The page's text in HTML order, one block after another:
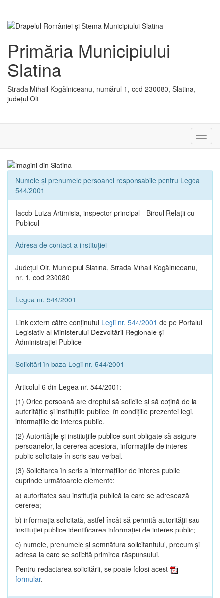
Primăria Municipiului
Slatina
Strada Mihail Kogălniceanu, numărul 1, cod 230080, Slatina,
județul Olt
sau
Numele și prenumele persoanei responsabile pentru Legea
544/2001
Iacob Luiza Artimisia, inspector principal - Biroul Relații cu
Publicul
Adresa de contact a instituției
Județul Olt, Municipiul Slatina, Strada Mihail Kogălniceanu,
nr. 1, cod 230080
Legea nr. 544/2001
Link extern către conținutul Legii nr. 544/2001 de pe Portalul
Legislativ al Ministerului Dezvoltării Regionale și
Administrației Publice
Solicitări în baza Legii nr. 544/2001
Articolul 6 din Legea nr. 544/2001:
(1) Orice persoană are dreptul să solicite şi să obţină de la
autorităţile şi instituţiile publice, în condiţiile prezentei legi,
informaţiile de interes public.
(2) Autorităţile şi instituţiile publice sunt obligate să asigure
persoanelor, la cererea acestora, informaţiile de interes
public solicitate în scris sau verbal.
(3) Solicitarea în scris a informaţiilor de interes public
cuprinde următoarele elemente:
a) autoritatea sau instituţia publică la care se adresează
cererea;
b) informaţia solicitată, astfel încât să permită autorităţii sau
instituţiei publice identificarea informaţiei de interes public;
c) numele, prenumele şi semnătura solicitantului, precum şi
adresa la care se solicită primirea răspunsului.
Pentru redactarea solicitării, se poate folosi acest
formular.